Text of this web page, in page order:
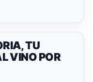
TU
VINO POR